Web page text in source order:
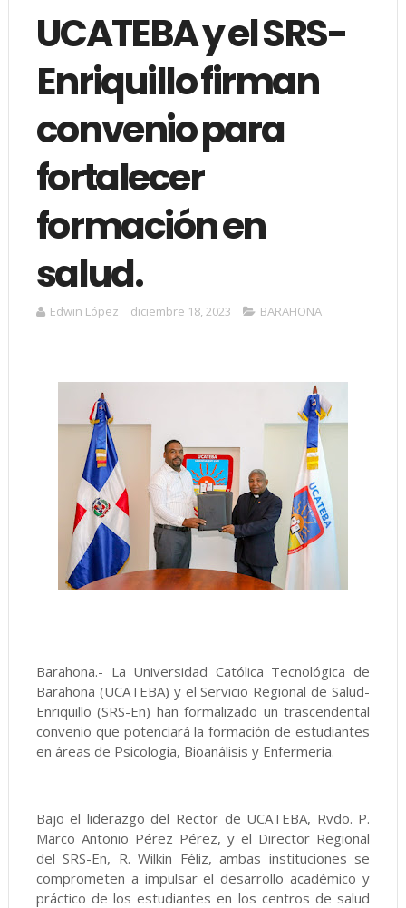
UCATEBA y el SRS-
Enriquillo firman
convenio para
fortalecer
formación en
salud.
Edwin López diciembre 18, 2023 BARAHONA
Barahona.- La Universidad Católica Tecnológica de
Barahona (UCATEBA) y el Servicio Regional de Salud-
Enriquillo (SRS-En) han formalizado un trascendental
convenio que potenciará la formación de estudiantes
en áreas de Psicología, Bioanálisis y Enfermería.
Bajo el liderazgo del Rector de UCATEBA, Rvdo. P.
Marco Antonio Pérez Pérez, y el Director Regional
del SRS-En, R. Wilkin Féliz, ambas instituciones se
comprometen a impulsar el desarrollo académico y
práctico de los estudiantes en los centros de salud